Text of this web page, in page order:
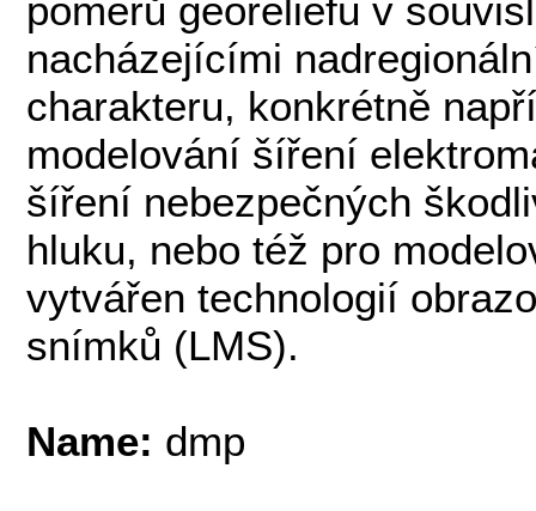
poměrů georeliéfu v
nacházejícími
charakteru, konkrétně
modelování šíření
šíření nebezpečných
hluku, nebo též pro
vytvářen technologií
snímků (LMS).
Name: dmp